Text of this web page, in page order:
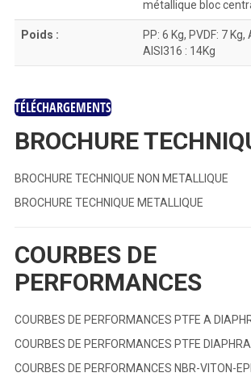
métallique bloc
Poids :
PP: 6 Kg, PVDF: 7 Kg,
AISI316 : 14Kg
TÉLÉCHARGEMENTS
BROCHURE
BROCHURE TECHNIQUE NON METALLIQUE
BROCHURE TECHNIQUE METALLIQUE
COURBES DE
PERFORMANCES
COURBES DE PERFORMANCES PTFE A
COURBES DE PERFORMANCES PTFE
COURBES DE PERFORMANCES NBR-VITON-